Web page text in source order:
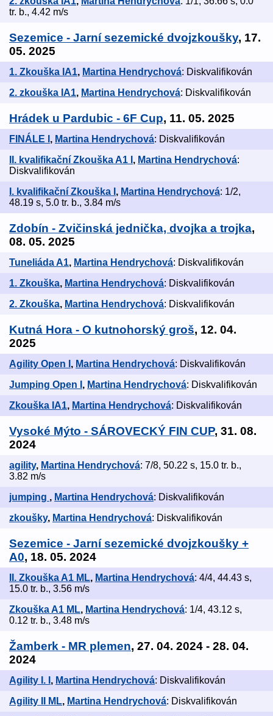
tr. b., 4.42 m/s
Sezemice - Jarní sezemické dvojzkoušky, 17.
05. 2025
1. Zkouška IA1, Martina Hendrychová: Diskvalifikován
2. zkouška IA1, Martina Hendrychová: Diskvalifikován
Hrádek u Pardubic - 6F Cup, 11. 05. 2025
FINÁLE I , Martina Hendrychová: Diskvalifikován
II. kvalifikační Zkouška A1 I , Martina Hendrychová:
Diskvalifikován
I. kvalifikační Zkouška I , Martina Hendrychová: 1/2,
48.19 s, 5.0 tr. b., 3.84 m/s
Zdobín - Zvičinská jednička, dvojka a trojka,
08. 05. 2025
Tuneliáda A1, Martina Hendrychová: Diskvalifikován
1. Zkouška, Martina Hendrychová: Diskvalifikován
2. Zkouška, Martina Hendrychová: Diskvalifikován
Kutná Hora - O kutnohorský groš, 12. 04.
2025
Agility Open I , Martina Hendrychová: Diskvalifikován
Jumping Open I , Martina Hendrychová: Diskvalifikován
Zkouška IA1, Martina Hendrychová: Diskvalifikován
Vysoké Mýto - SÁROVECKÝ FIN CUP, 31. 08.
2024
agility, Martina Hendrychová: 7/8, 50.22 s, 15.0 tr. b.,
3.82 m/s
jumping , Martina Hendrychová: Diskvalifikován
zkoušky, Martina Hendrychová: Diskvalifikován
Sezemice - Jarní sezemické dvojzkoušky +
A0, 18. 05. 2024
II. Zkouška A1 ML, Martina Hendrychová: 4/4, 44.43 s,
15.0 tr. b., 3.56 m/s
Zkouška A1 ML, Martina Hendrychová: 1/4, 43.12 s,
0.12 tr. b., 3.48 m/s
Žamberk - MR plemen, 27. 04. 2024 - 28. 04.
2024
Agility I. I , Martina Hendrychová: Diskvalifikován
Agility II ML, Martina Hendrychová: Diskvalifikován